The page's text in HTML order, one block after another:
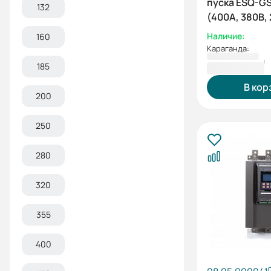
132
160
185
200
250
280
320
355
400
(400А, 380В,
встроенный
шунтирующий
Наличие:
Караганда:
В